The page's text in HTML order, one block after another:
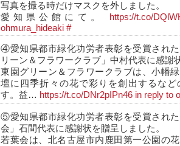
写真を撮る時だけマスクを外しました。
愛知県公館にて。
https://t.co/
ohmura_hideaki #
④愛知県都市緑化功労者表彰を受賞され
リーン＆フラワークラブ」中村代表に感謝
東園グリーン＆フラワークラブは、小幡
壇に四季折々の花で彩りを創出するな
す。益… https://t.co/DNr2pIPn46 in reply to
⑤愛知県都市緑化功労者表彰を受賞され
会」石間代表に感謝状を贈呈しました。
若葉会は、北名古屋市内鹿田第一公園の